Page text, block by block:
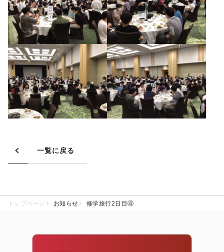
一覧に戻る
トップページ お知らせ 修学旅行2日目④